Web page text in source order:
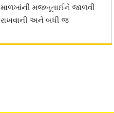
માળખાંની મજબૂતાઈને જાળવી
રાખવાની અને બધી જ
રાખવાની અલ્ટ્રાટૅક સીમેન્ટની